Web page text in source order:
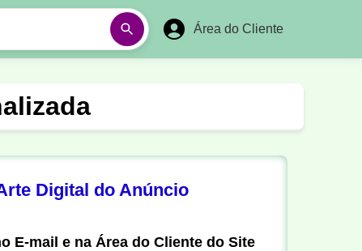
Área do Cliente
Futebol Amador Pesca
Matemática
Digital do Anúncio
E-mail e na Área do Cliente do Site